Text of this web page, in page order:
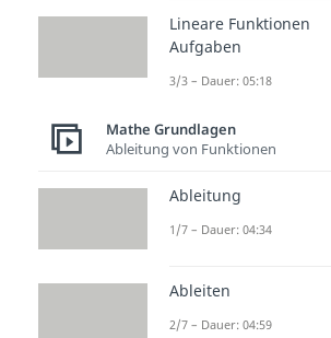
zu kommen:
x, denn x
Was wurde
zu kommen?
Ergibt 2 ⋅ x ⋅ 5
Lineare Funktionen
Aufgaben
3/3 – Dauer: 05:18
Mathe Grundlagen
Ableitung von Funktionen
Ableitung
1/7 – Dauer: 04:34
Ableiten
2/7 – Dauer: 04:59